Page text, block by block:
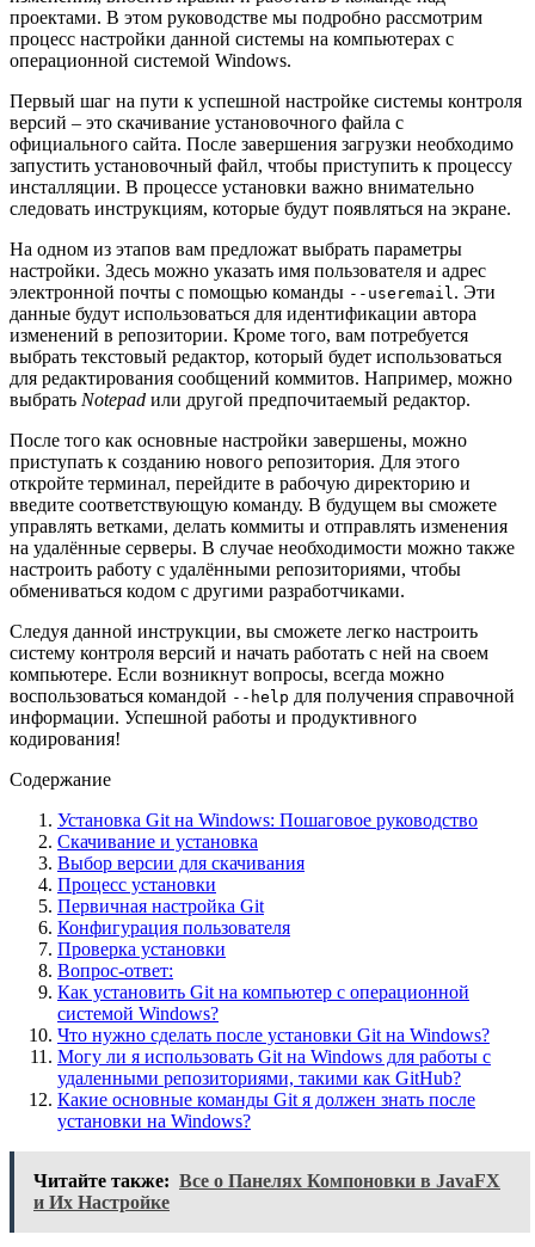
проектами. В этом руководстве мы подробно рассмотрим
процесс настройки данной системы на компьютерах с
операционной системой Windows.
Первый шаг на пути к успешной настройке системы контроля
версий – это скачивание установочного файла с
официального сайта. После завершения загрузки необходимо
запустить установочный файл, чтобы приступить к процессу
инсталляции. В процессе установки важно внимательно
следовать инструкциям, которые будут появляться на экране.
На одном из этапов вам предложат выбрать параметры
настройки. Здесь можно указать имя пользователя и адрес
электронной почты с помощью команды --useremail . Эти
данные будут использоваться для идентификации автора
изменений в репозитории. Кроме того, вам потребуется
выбрать текстовый редактор, который будет использоваться
для редактирования сообщений коммитов. Например, можно
выбрать Notepad или другой предпочитаемый редактор.
После того как основные настройки завершены, можно
приступать к созданию нового репозитория. Для этого
откройте терминал, перейдите в рабочую директорию и
введите соответствующую команду. В будущем вы сможете
управлять ветками, делать коммиты и отправлять изменения
на удалённые серверы. В случае необходимости можно также
настроить работу с удалёнными репозиториями, чтобы
обмениваться кодом с другими разработчиками.
Следуя данной инструкции, вы сможете легко настроить
систему контроля версий и начать работать с ней на своем
компьютере. Если возникнут вопросы, всегда можно
воспользоваться командой --help для получения справочной
информации. Успешной работы и продуктивного
кодирования!
Содержание
Установка Git на Windows: Пошаговое руководство
Скачивание и установка
Выбор версии для скачивания
Процесс установки
Первичная настройка Git
Конфигурация пользователя
Проверка установки
Вопрос-ответ:
Как установить Git на компьютер с операционной
системой Windows?
Что нужно сделать после установки Git на Windows?
Могу ли я использовать Git на Windows для работы с
удаленными репозиториями, такими как GitHub?
Какие основные команды Git я должен знать после
установки на Windows?
Читайте также: Все о Панелях Компоновки в JavaFX
и Их Настройке